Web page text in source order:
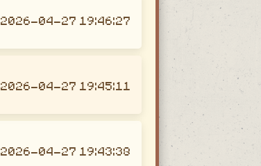
2026-04-27 19:46:27
2026-04-27 19:45:11
2026-04-27 19:43:38